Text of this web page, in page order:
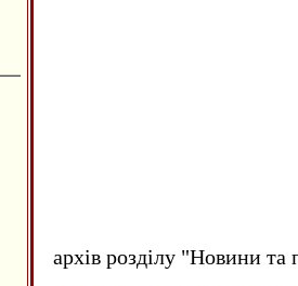
архів розділу "Новини та